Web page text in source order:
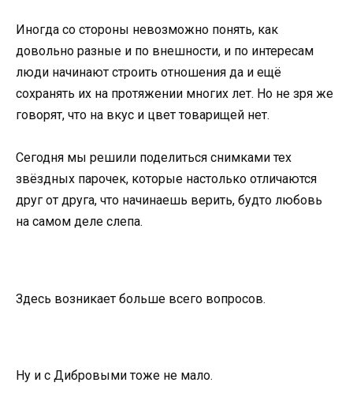
Иногда со стороны невозможно понять, как
довольно разные и по внешности, и по интересам
люди начинают строить отношения да и ещё
сохранять их на протяжении многих лет. Но не зря же
говорят, что на вкус и цвет товарищей нет.
Сегодня мы решили поделиться снимками тех
звёздных парочек, которые настолько отличаются
друг от друга, что начинаешь верить, будто любовь
на самом деле слепа.
Здесь возникает больше всего вопросов.
Ну и с Дибровыми тоже не мало.